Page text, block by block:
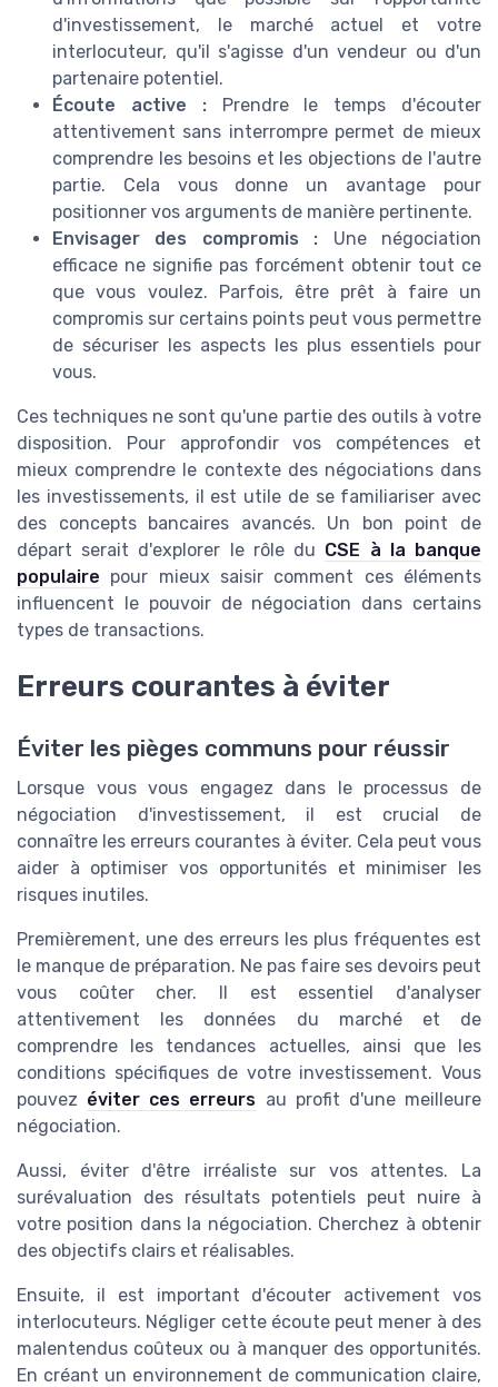
d'investissement, le marché actuel et votre
interlocuteur, qu'il s'agisse d'un vendeur ou d'un
partenaire potentiel.
Écoute active :Prendre le temps d'écouter
attentivement sans interrompre permet de mieux
comprendre les besoins et les objections de l'autre
partie. Cela vous donne un avantage pour
positionner vos arguments de manière pertinente.
Envisager des compromis : Une négociation
efficace ne signifie pas forcément obtenir tout ce
que vous voulez. Parfois, être prêt à faire un
compromis sur certains points peut vous permettre
de sécuriser les aspects les plus essentiels pour
vous.
Ces techniques ne sont qu'une partie des outils à votre
disposition. Pour approfondir vos compétences et
mieux comprendre le contexte des négociations dans
les investissements, il est utile de se familiariser avec
des concepts bancaires avancés. Un bon point de
départ serait d'explorer le rôle du CSE à la banque
populaire pour mieux saisir comment ces éléments
influencent le pouvoir de négociation dans certains
types de transactions.
Erreurs courantes à éviter
Éviter les pièges communs pour réussir
Lorsque vous vous engagez dans le processus de
négociation d'investissement, il est crucial de
connaître les erreurs courantes à éviter. Cela peut vous
aider à optimiser vos opportunités et minimiser les
risques inutiles.
Premièrement, une des erreurs les plus fréquentes est
le manque de préparation. Ne pas faire ses devoirs peut
vous coûter cher. Il est essentiel d'analyser
attentivement les données du marché et de
comprendre les tendances actuelles, ainsi que les
conditions spécifiques de votre investissement. Vous
pouvez éviter ces erreurs au profit d'une meilleure
négociation.
Aussi, éviter d'être irréaliste sur vos attentes. La
surévaluation des résultats potentiels peut nuire à
votre position dans la négociation. Cherchez à obtenir
des objectifs clairs et réalisables.
Ensuite, il est important d'écouter activement vos
interlocuteurs. Négliger cette écoute peut mener à des
malentendus coûteux ou à manquer des opportunités.
En créant un environnement de communication claire,